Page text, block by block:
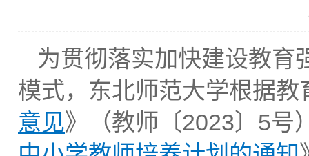
为贯彻落实加快建设教育
模式，东北师范大学根据教
意见》（教师〔2023〕5号